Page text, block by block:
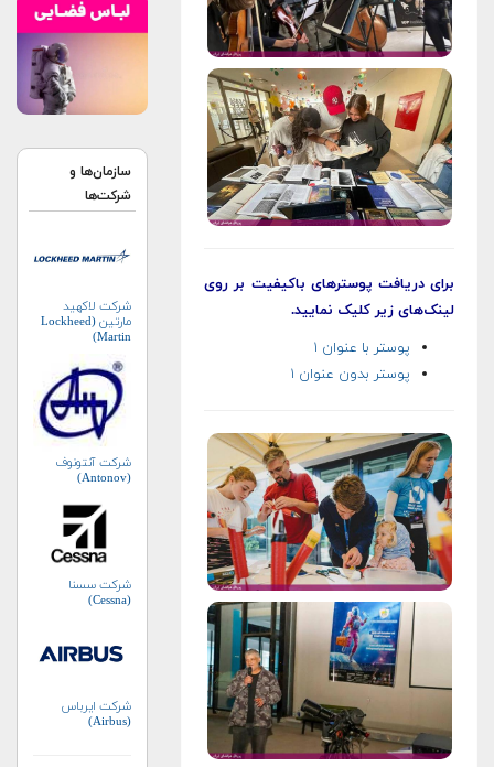
برای دریافت پوسترهای باکیفیت بر روی
لینک‌های زیر کلیک نمایید.
پوستر با عنوان ۱
پوستر بدون عنوان ۱
سازمان‌ها و
شرکت‌ها
شرکت لاکهید
مارتین (Lockheed
Martin)
شرکت آنتونوف
(Antonov)
شرکت سسنا
(Cessna)
شرکت ایرباس
(Airbus)